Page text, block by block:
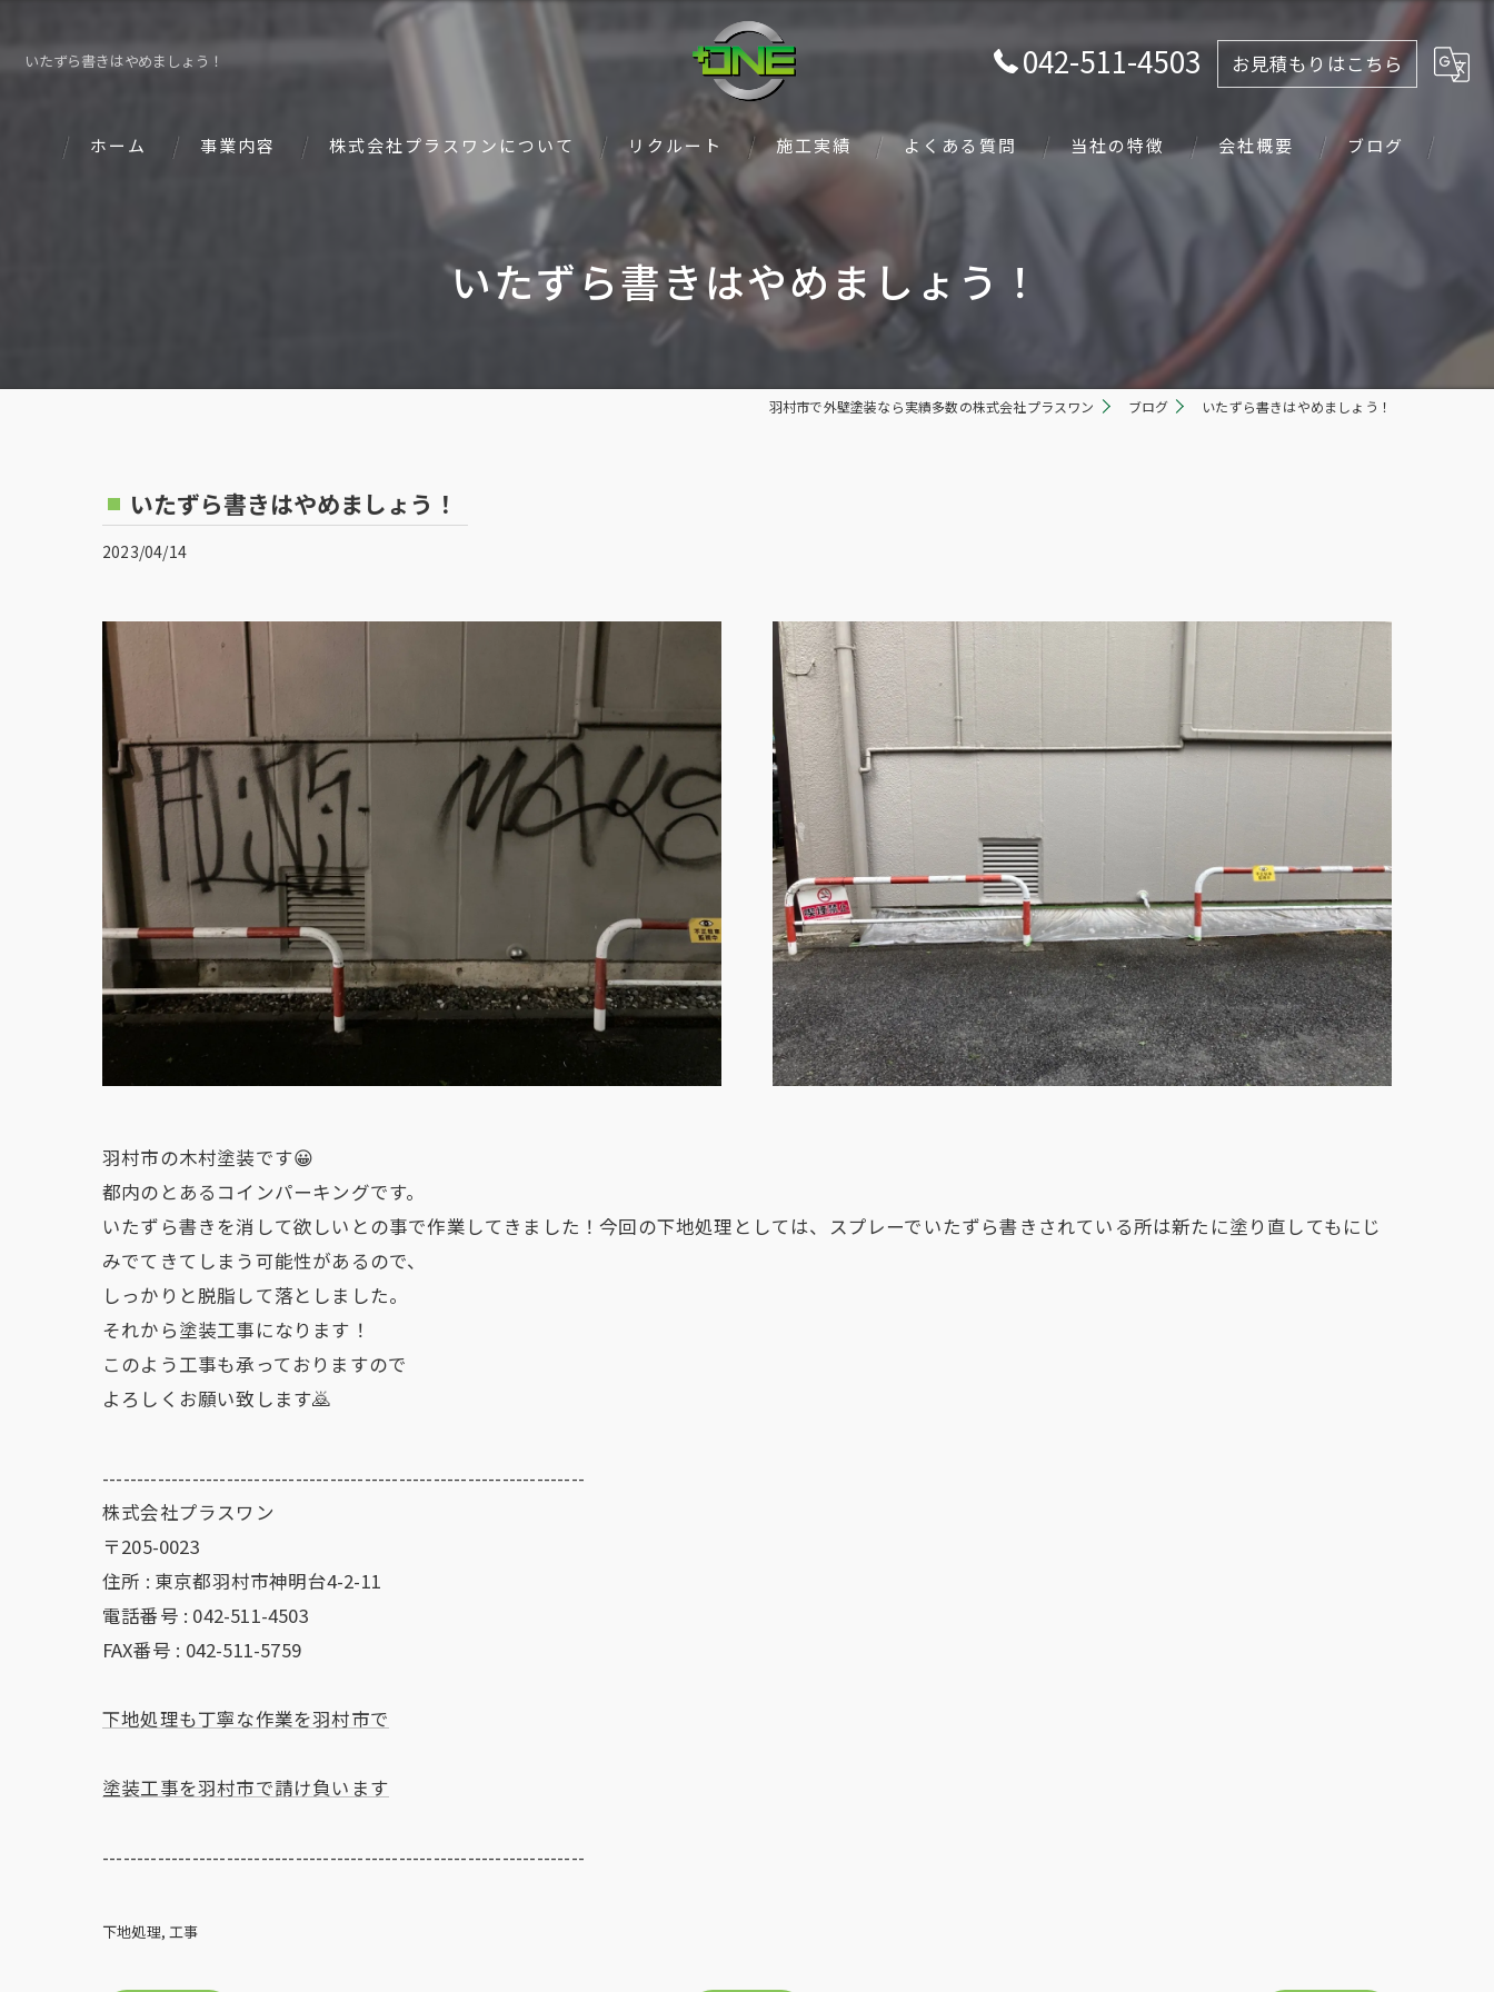
いたずら書きはやめましょう！ 042-511-4503 お見積もりはこちら
ホーム 事業内容 株式会社プラスワンについて リクルート 施工実績 よくある質問 当社の特徴
足場
会社概要 ブログ
いたずら書きはやめましょう！
羽村市で外壁塗装なら実績多数の株式会社プラスワン ブログ いたずら書きはやめましょう！
いたずら書きはやめましょう！
2023/04/14
羽村市の木村塗装です😀
都内のとあるコインパーキングです。
いたずら書きを消して欲しいとの事で作業してきました！今回の下地処理としては、スプレーでいたずら書きされている所は新たに塗り直してもにじ
みでてきてしまう可能性があるので、
しっかりと脱脂して落としました。
それから塗装工事になります！
このよう工事も承っておりますので
よろしくお願い致します🙇
----------------------------------------------------------------------
株式会社プラスワン
〒205-0023
住所 : 東京都羽村市神明台4-2-11
電話番号 : 042-511-4503
FAX番号 : 042-511-5759
下地処理も丁寧な作業を羽村市で
塗装工事を羽村市で請け負います
----------------------------------------------------------------------
下地処理 工事